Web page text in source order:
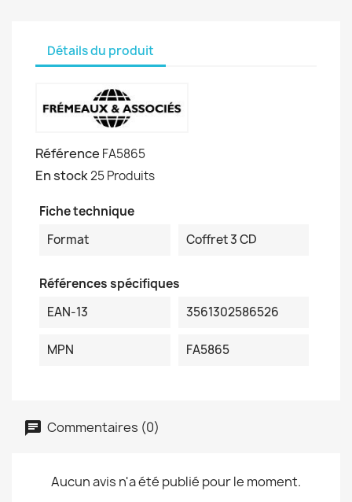
Détails du produit
Référence FA5865
En stock25 Produits
Fiche technique
Format
Coffret 3 CD
Références spécifiques
EAN-13
3561302586526
MPN FA5865
Commentaires (0)
Aucun avis n'a été publié pour le moment.